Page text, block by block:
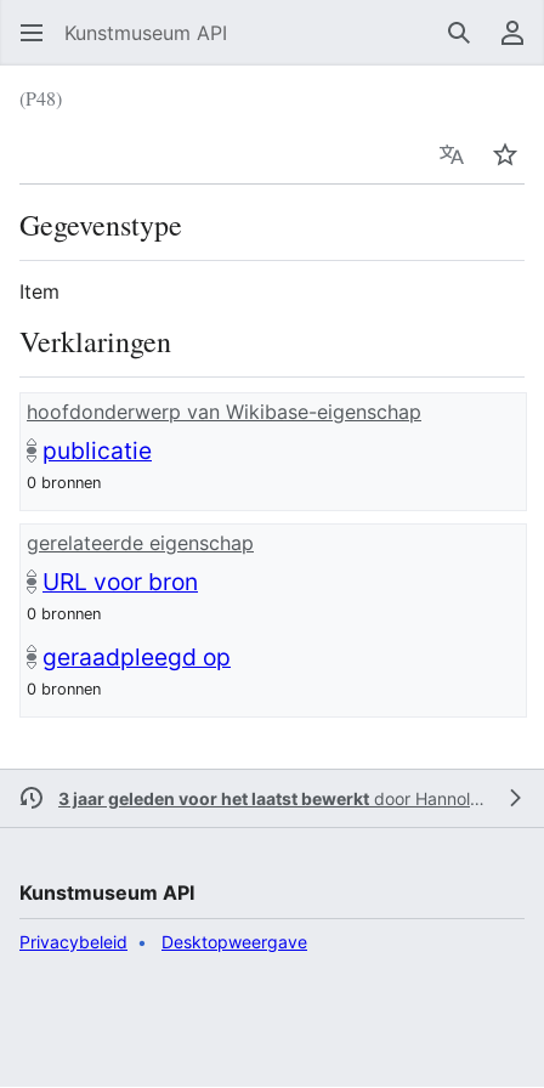
Kunstmuseum API Zoeken
(P48)
Taal
Gegevenstype
Item
Verklaringen
hoofdonderwerp van Wikibase-eigenschap
publicatie
0 bronnen
gerelateerde eigenschap
URL voor bron
0 bronnen
geraadpleegd op
0 bronnen
3 jaar geleden voor het laatst bewerkt door Hannolans
Kunstmuseum API
Privacybeleid Desktopweergave